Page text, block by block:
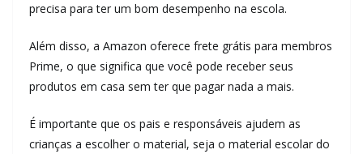
precisa para ter um bom desempenho na escola.
Além disso, a Amazon oferece frete grátis para membros
Prime, o que significa que você pode receber seus
produtos em casa sem ter que pagar nada a mais.
É importante que os pais e responsáveis ajudem as
crianças a escolher o material, seja o material escolar do